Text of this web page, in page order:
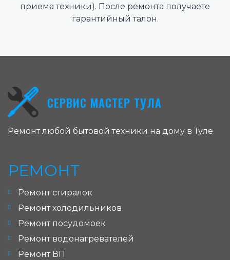
приема техники). После ремонта получаете
гарантийный талон.
СЕРВИС МАСТЕР ТУЛА
Ремонт любой бытовой техники на дому в Туле
РЕМОНТ
Ремонт стиралок
Ремонт холодильников
Ремонт посудомоек
Ремонт водонагревателей
Ремонт ВП